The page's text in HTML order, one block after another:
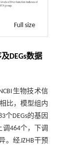
Full size
DEGs数据
生物技术信
比，模型组内
个DEGs的基因
464个，下调
。经JZHB干预